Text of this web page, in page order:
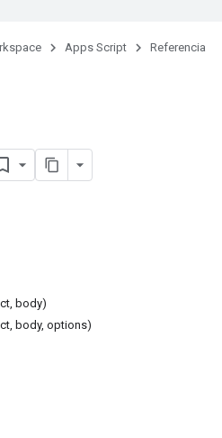
Apps Script Referencia
body)
body, options)